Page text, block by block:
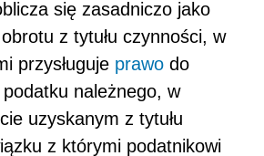
się zasadniczo jako
z tytułu czynności, w
przysługuje prawo do
należnego, w
uzyskanym z tytułu
z którymi podatnikowi